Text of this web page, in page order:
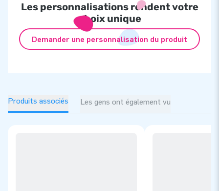
Les personnalisations rendent votre
choix unique
Demander une personnalisation du produit
Produits associés Les gens ont également vu